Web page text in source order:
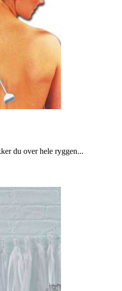
du over hele ryggen...